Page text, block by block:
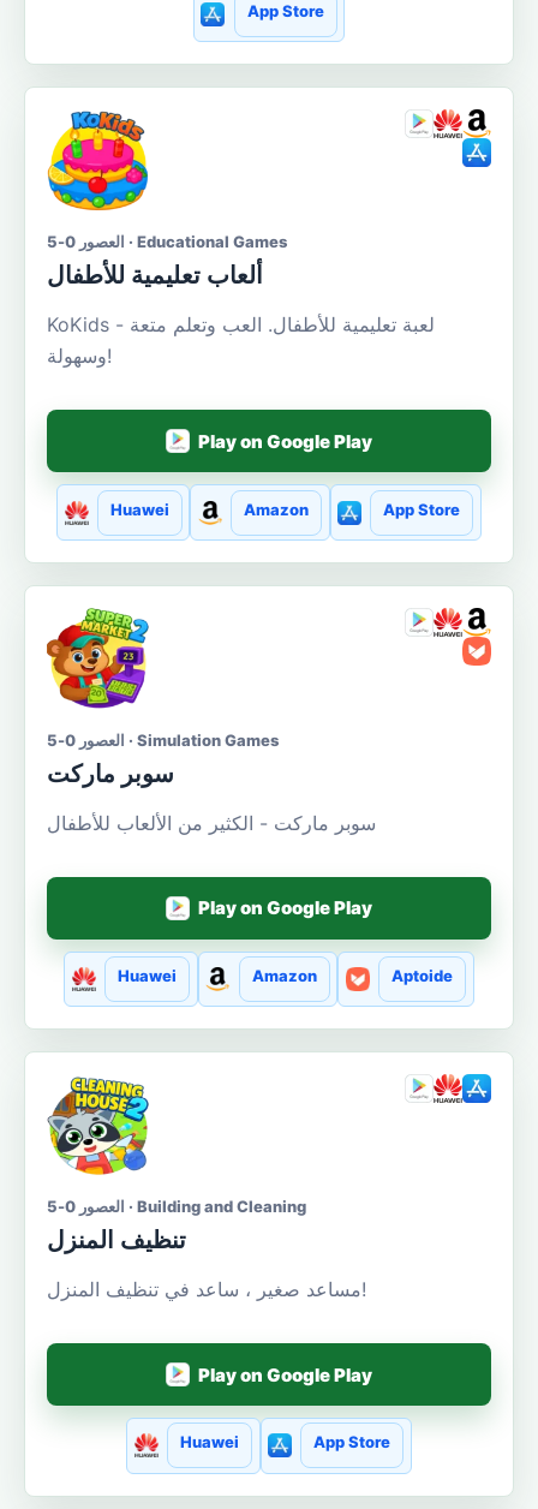
App Store
العصور 0-5 · Educational Games
ألعاب تعليمية للأطفال
KoKids - لعبة تعليمية للأطفال. العب وتعلم متعة
وسهولة!
Play on Google Play
Huawei Amazon App Store
العصور 0-5 · Simulation Games
سوبر ماركت
سوبر ماركت - الكثير من الألعاب للأطفال
Play on Google Play
Huawei Amazon Aptoide
العصور 0-5 · Building and Cleaning
تنظيف المنزل
مساعد صغير ، ساعد في تنظيف المنزل!
Play on Google Play
Huawei App Store